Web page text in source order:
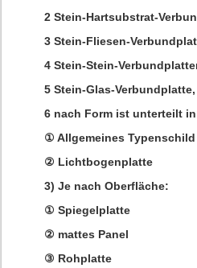
2 Stein-Hartsubstrat-
3 Stein-Fliesen-
4 Stein-Stein-
5 Stein-Glas-
6 nach Form ist unterteilt
① Allgemeines Typenschild
② Lichtbogenplatte
3) Je nach Oberfläche:
① Spiegelplatte
② mattes Panel
③ Rohplatte